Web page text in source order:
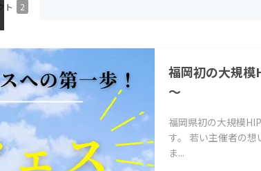
CAMPFIRE for Social Good
CAMPFIRE
CAMPFIREふるさと納税
machi-ya
ト 2
福岡初の大規模
～
福岡県初の大規模
す。 若い主催者の
ま...